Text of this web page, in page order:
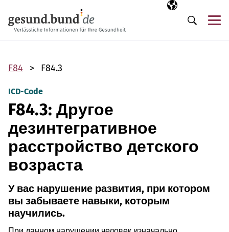
Выбранный
RU
Поиск
F84 F84.3
ICD-Code
F84.3: Другое
дезинтегративное
расстройство детского
возраста
У вас нарушение развития, при котором
вы забываете навыки, которым
научились.